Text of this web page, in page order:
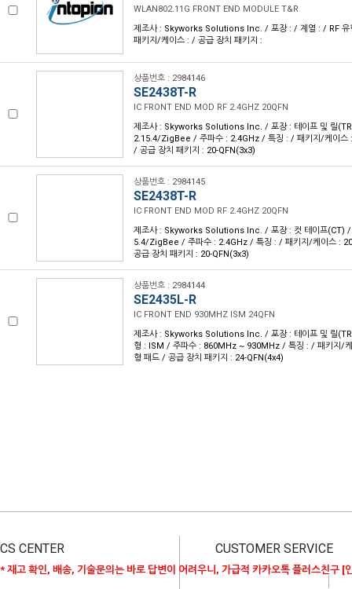
WLAN802.11G FRONT END MODULE T&R
제조사 : Skyworks Solutions Inc. / 포장 : / 계열 : / RF 유
패키지/케이스 : / 공급 장치 패키지 :
상품번호 : 2984146
SE2438T-R
IC FRONT END MOD RF 2.4GHZ 20QFN
제조사 : Skyworks Solutions Inc. / 포장 : 테이프 및 릴
2.15.4/ZigBee / 주파수 : 2.4GHz / 특징 : / 패키지/케이스
/ 공급 장치 패키지 : 20-QFN(3x3)
상품번호 : 2984145
SE2438T-R
IC FRONT END MOD RF 2.4GHZ 20QFN
제조사 : Skyworks Solutions Inc. / 포장 : 컷 테이프(CT) /
5.4/ZigBee / 주파수 : 2.4GHz / 특징 : / 패키지/케이스 :
공급 장치 패키지 : 20-QFN(3x3)
상품번호 : 2984144
SE2435L-R
IC FRONT END 930MHZ ISM 24QFN
제조사 : Skyworks Solutions Inc. / 포장 : 테이프 및 릴
형 : ISM / 주파수 : 860MHz ~ 930MHz / 특징 : / 패키지/
형 패드 / 공급 장치 패키지 : 24-QFN(4x4)
CS CENTER
* 재고 확인, 배송, 기술문의는 바로 답변이 어려우니, 가급적 카카오톡 플러스친구 [
CUSTOMER SERVICE